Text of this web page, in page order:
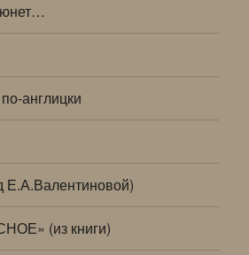
англицки
Е.А.Валентиновой)
(из книги)